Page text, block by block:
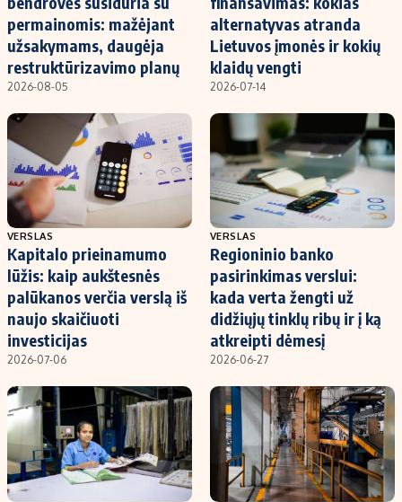
permainomis: mažėjant
užsakymams, daugėja
restruktūrizavimo planų
2026-08-05
alternatyvas atranda
Lietuvos įmonės ir kokių
klaidų vengti
2026-07-14
VERSLAS
Kapitalo prieinamumo
lūžis: kaip aukštesnės
palūkanos verčia verslą iš
naujo skaičiuoti
investicijas
2026-07-06
VERSLAS
Regioninio banko
pasirinkimas verslui:
kada verta žengti už
didžiųjų tinklų ribų ir į ką
atkreipti dėmesį
2026-06-27